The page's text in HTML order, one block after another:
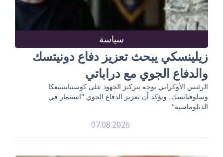
سياسة
زيلينسكي يبحث تعزيز دفاع دونيتسك
والدفاع الجوي مع دراباتي
الرئيس الأوكراني يوجه بتركيز الجهود على كوستيانتينيفكا
وسلوفيانسك، ويؤكد أن تعزيز الدفاع الجوي "استثمار في
الدبلوماسية"
07.08.2026